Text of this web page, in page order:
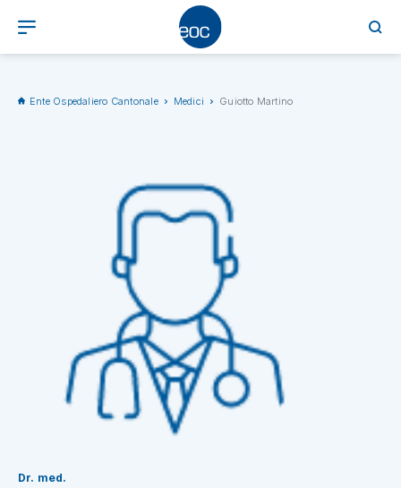
Ente Ospedaliero Cantonale Medici Guiotto Martino
Dr. med.